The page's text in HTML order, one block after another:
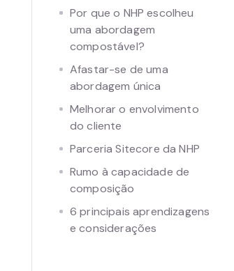
Por que o NHP escolheu
uma abordagem
compostável?
Afastar-se de uma
abordagem única
Melhorar o envolvimento
do cliente
Parceria Sitecore da NHP
Rumo à capacidade de
composição
6 principais aprendizagens
e considerações